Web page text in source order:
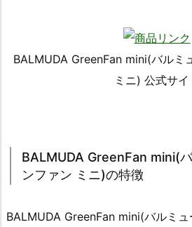
BALMUDA GreenFan mini(バルミ
ミニ) 公式サイ
BALMUDA GreenFan mini(
ンファン ミニ)の特徴
BALMUDA GreenFan mini(バルミ